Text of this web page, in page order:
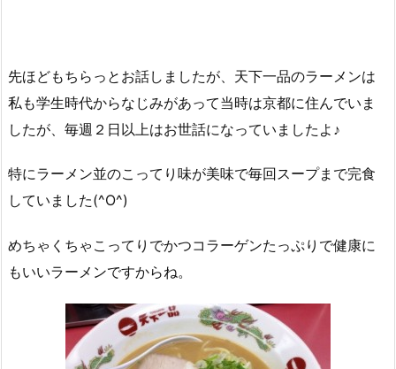
先ほどもちらっとお話しましたが、天下一品のラーメンは
私も学生時代からなじみがあって当時は京都に住んでいま
したが、毎週２日以上はお世話になっていましたよ♪
特にラーメン並のこってり味が美味で毎回スープまで完食
していました(^O^)
めちゃくちゃこってりでかつコラーゲンたっぷりで健康に
もいいラーメンですからね。